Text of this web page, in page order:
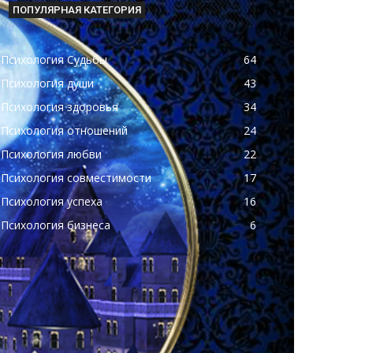
ПОПУЛЯРНАЯ КАТЕГОРИЯ
Психология Судьбы
64
Психология души
43
Психология здоровья
34
Психология отношений
24
Психология любви
22
Психология совместимости
17
Психология успеха
16
Психология бизнеса
6